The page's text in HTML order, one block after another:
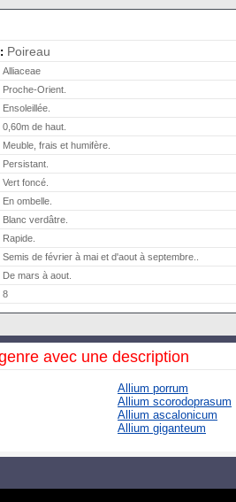
Poireau
Alliaceae
Proche-Orient.
Ensoleillée.
0,60m de haut.
Meuble, frais et humifère.
Persistant.
Vert foncé.
En ombelle.
Blanc verdâtre.
Rapide.
Semis de février à mai et d'aout à septembre..
De mars à aout.
8
avec une description
Allium porrum
Allium scorodoprasum
Allium ascalonicum
Allium giganteum